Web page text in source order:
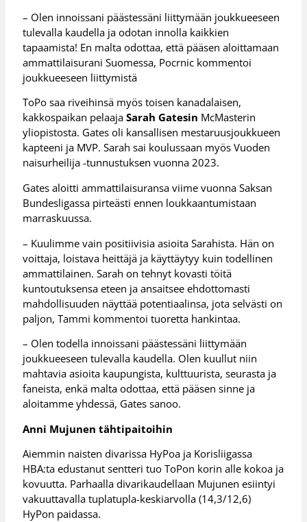
– Olen innoissani päästessäni liittymään joukkueeseen
tulevalla kaudella ja odotan innolla kaikkien
tapaamista! En malta odottaa, että pääsen aloittamaan
ammattilaisurani Suomessa, Pocrnic kommentoi
joukkueeseen liittymistä
ToPo saa riveihinsä myös toisen kanadalaisen,
kakkospaikan pelaajaSarah Gatesin McMasterin
yliopistosta. Gates oli kansallisen mestaruusjoukkueen
kapteeni ja MVP. Sarah sai koulussaan myös Vuoden
naisurheilija -tunnustuksen vuonna 2023.
Gates aloitti ammattilaisuransa viime vuonna Saksan
Bundesligassa pirteästi ennen loukkaantumistaan
marraskuussa.
– Kuulimme vain positiivisia asioita Sarahista. Hän on
voittaja, loistava heittäjä ja käyttäytyy kuin todellinen
ammattilainen. Sarah on tehnyt kovasti töitä
kuntoutuksensa eteen ja ansaitsee ehdottomasti
mahdollisuuden näyttää potentiaalinsa, jota selvästi on
paljon, Tammi kommentoi tuoretta hankintaa.
– Olen todella innoissani päästessäni liittymään
joukkueeseen tulevalla kaudella. Olen kuullut niin
mahtavia asioita kaupungista, kulttuurista, seurasta ja
faneista, enkä malta odottaa, että pääsen sinne ja
aloitamme yhdessä, Gates sanoo.
Anni Mujunen tähtipaitoihin
Aiemmin naisten divarissa HyPoa ja Korisliigassa
HBA:ta edustanut sentteri tuo ToPon korin alle kokoa ja
kovuutta. Parhaalla divarikaudellaan Mujunen esiintyi
vakuuttavalla tuplatupla-keskiarvolla (14,3/12,6)
HyPon paidassa.